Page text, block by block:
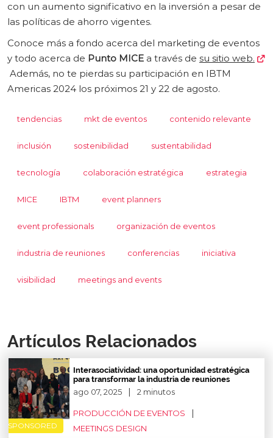
con un aumento significativo en la inversión a pesar de
las políticas de ahorro vigentes.
Conoce más a fondo acerca del marketing de eventos
y todo acerca de Punto MICE a través de su sitio web.
Además, no te pierdas su participación en IBTM
Americas 2024 los próximos 21 y 22 de agosto.
tendencias mkt de eventos contenido relevante
inclusión sostenibilidad sustentabilidad
tecnología colaboración estratégica estrategia
MICE IBTM event planners
event professionals organización de eventos
industria de reuniones conferencias iniciativa
visibilidad meetings and events
Artículos Relacionados
SPONSORED
Interasociatividad: una oportunidad estratégica
para transformar la industria de reuniones
ago 07, 2025 2 minutos
PRODUCCIÓN DE EVENTOS
MEETINGS DESIGN